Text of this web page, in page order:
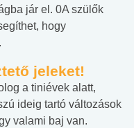
jár el. 0A szülők
hogy
jeleket!
a tiniévek alatt,
ideig tartó változások
valami baj van.